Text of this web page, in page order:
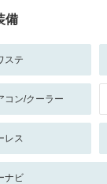
備
ステ
コン/クーラー
レス
ナビ